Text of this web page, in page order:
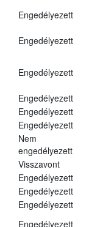
Engedélyezett
Engedélyezett
Engedélyezett
Engedélyezett
Engedélyezett
Engedélyezett
Nem
engedélyezett
Visszavont
Engedélyezett
Engedélyezett
Engedélyezett
Engedélyezett